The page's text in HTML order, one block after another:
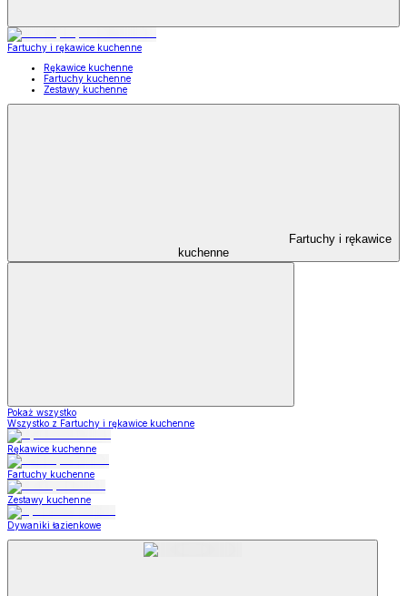
Fartuchy i rękawice kuchenne
Rękawice kuchenne
Fartuchy kuchenne
Zestawy kuchenne
Fartuchy i rękawice
kuchenne
Pokaż wszystko
Wszystko z Fartuchy i rękawice kuchenne
Rękawice kuchenne
Fartuchy kuchenne
Zestawy kuchenne
Dywaniki łazienkowe